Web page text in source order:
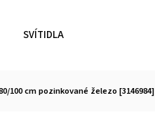
SVÍTIDLA
100 cm pozinkované železo [3146984]